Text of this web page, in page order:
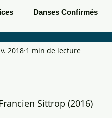
Danses Confirmés
Boots Bals de
2018 1 min de lecture
Sittrop (2016)